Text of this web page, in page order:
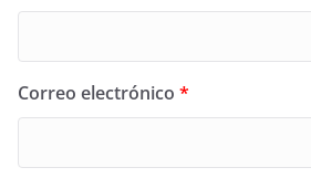
Correo electrónico *